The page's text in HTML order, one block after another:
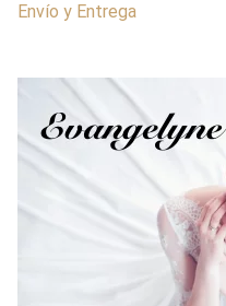
Envío y Entrega